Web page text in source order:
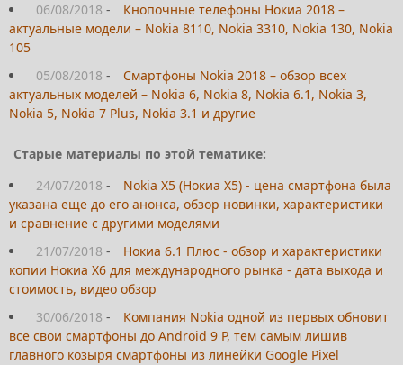
06/08/2018 -
Кнопочные телефоны Нокиа 2018 –
актуальные модели – Nokia 8110, Nokia 3310, Nokia 130, Nokia
105
05/08/2018 -
Смартфоны Nokia 2018 – обзор всех
актуальных моделей – Nokia 6, Nokia 8, Nokia 6.1, Nokia 3,
Nokia 5, Nokia 7 Plus, Nokia 3.1 и другие
Старые материалы по этой тематике:
24/07/2018 -
Nokia X5 (Нокиа Х5) - цена смартфона была
указана еще до его анонса, обзор новинки, характеристики
и сравнение с другими моделями
21/07/2018 -
Нокиа 6.1 Плюс - обзор и характеристики
копии Нокиа Х6 для международного рынка - дата выхода и
стоимость, видео обзор
30/06/2018 -
Компания Nokia одной из первых обновит
все свои смартфоны до Android 9 P, тем самым лишив
главного козыря смартфоны из линейки Google Pixel